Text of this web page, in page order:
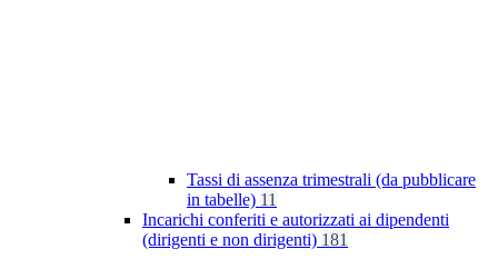
Tassi di assenza trimestrali (da pubblicare
in tabelle) 11
Incarichi conferiti e autorizzati ai dipendenti
(dirigenti e non dirigenti) 181